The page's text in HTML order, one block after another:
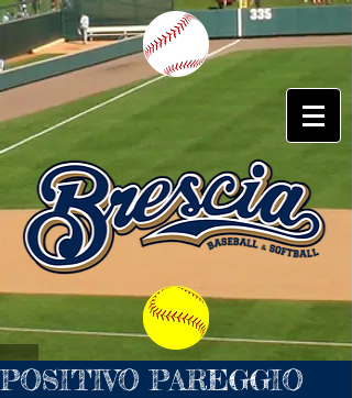
POSITIVO PAREGGIO